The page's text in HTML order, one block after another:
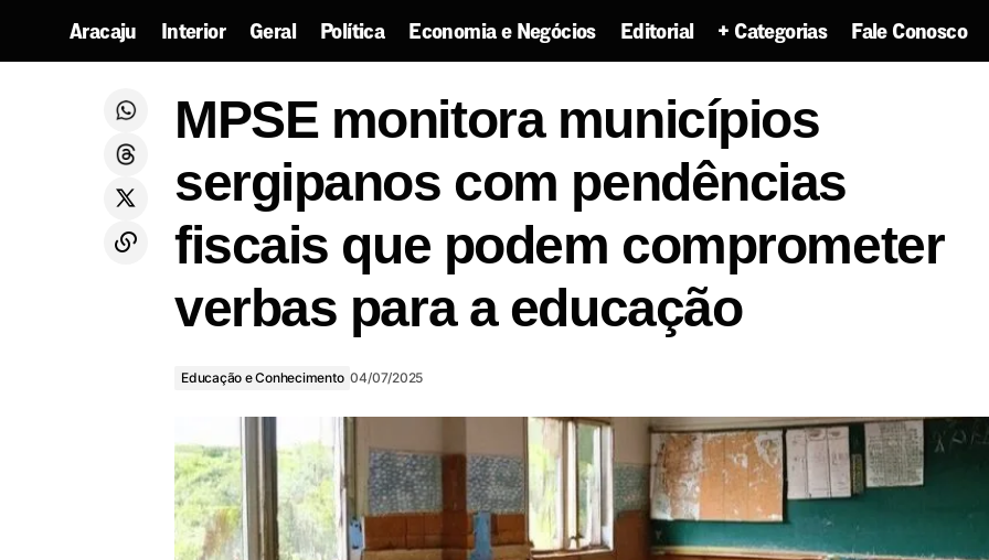
Aracaju Interior Geral Política Economia e Negócios Editorial + Categorias Fale Conosco
reforçar estoques de sangue
Conhecimento
podem comprometer verbas para a educação
MPSE monitora municípios
sergipanos com pendências
fiscais que podem comprometer
verbas para a educação
Educação e Conhecimento 04/07/2025